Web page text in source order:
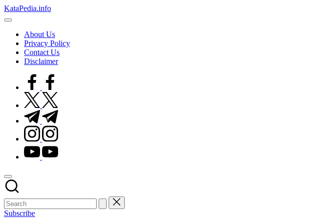
Skip
to
KataPedia.info
Berita
TerbaruAbout Us
Privacy Policy
Contact Us
Disclaimer
facebook.com
twitter.com
t.me
instagram.com
youtube.com
Subscribe